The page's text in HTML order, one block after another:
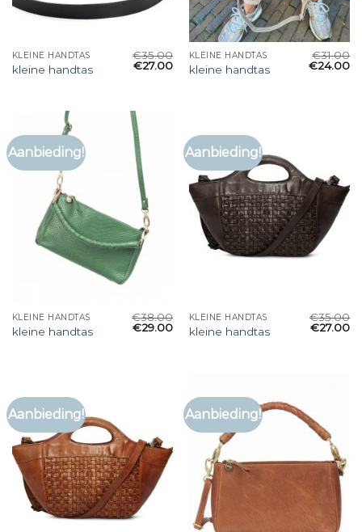
KLEINE HANDTAS
kleine handtas
€35.00
€27.00
KLEINE HANDTAS
kleine handtas
€31.00
€24.00
Aanbieding!
KLEINE HANDTAS
kleine handtas
€38.00
€29.00
Aanbieding!
KLEINE HANDTAS
kleine handtas
€35.00
€27.00
Aanbieding! Aanbieding!